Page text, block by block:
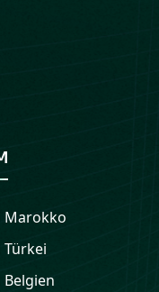
Marokko
Türkei
Belgien